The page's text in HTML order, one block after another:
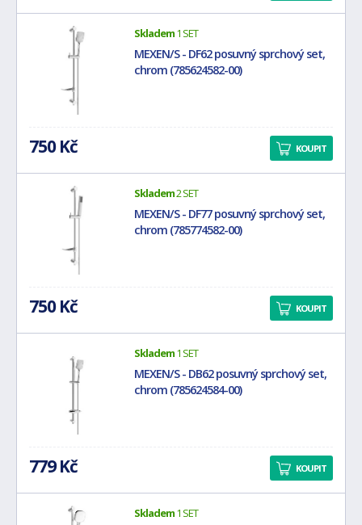
Skladem1 SET
MEXEN/S - DF62 posuvný sprchový set,
chrom (785624582-00)
750 Kč KOUPIT
Skladem2 SET
MEXEN/S - DF77 posuvný sprchový set,
chrom (785774582-00)
750 Kč KOUPIT
Skladem1 SET
MEXEN/S - DB62 posuvný sprchový set,
chrom (785624584-00)
779 Kč KOUPIT
Skladem1 SET